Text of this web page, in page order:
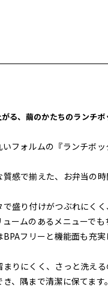
る、繭のかたちのランチボ
フォルムの『ランチボ
感で揃えた、お弁当の
盛り付けがつぶれにく
ームのあるメニューでも
フリーと機能面も充実
りにくく、さっと洗える
、隅まで清潔に保てます。